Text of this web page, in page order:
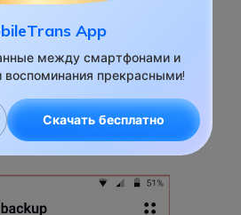
разбирать ваши данные
App
между смартфонами и
воспоминания прекрасными!
Скачать бесплатно